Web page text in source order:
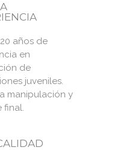
años de
en
de
juveniles.
manipulación y
final.